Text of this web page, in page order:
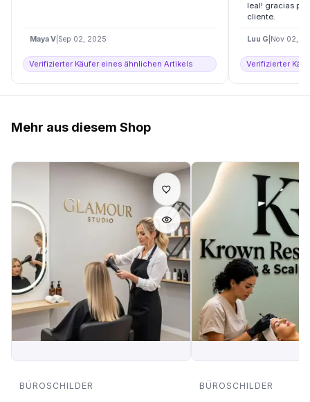
Maya V Sep 02, 2025
Verifizierter Käufer eines ähnlichen Artikels
leal! gracias
cliente.
Luu G Nov 02,
Verifizierter
Mehr aus diesem Shop
BÜROSCHILDER BÜROSCHILDER